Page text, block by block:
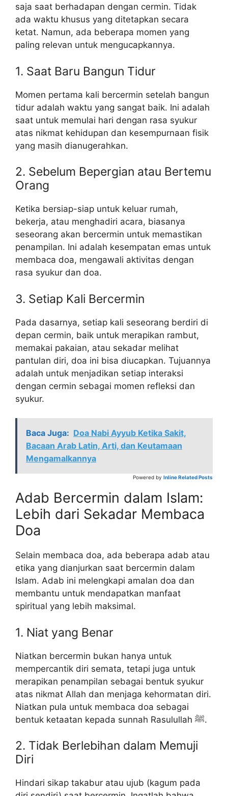
saja saat berhadapan dengan cermin. Tidak
ada waktu khusus yang ditetapkan secara
ketat. Namun, ada beberapa momen yang
paling relevan untuk mengucapkannya.
1. Saat Baru Bangun Tidur
Momen pertama kali bercermin setelah bangun
tidur adalah waktu yang sangat baik. Ini adalah
saat untuk memulai hari dengan rasa syukur
atas nikmat kehidupan dan kesempurnaan fisik
yang masih dianugerahkan.
2. Sebelum Bepergian atau Bertemu
Orang
Ketika bersiap-siap untuk keluar rumah,
bekerja, atau menghadiri acara, biasanya
seseorang akan bercermin untuk memastikan
penampilan. Ini adalah kesempatan emas untuk
membaca doa, mengawali aktivitas dengan
rasa syukur dan doa.
3. Setiap Kali Bercermin
Pada dasarnya, setiap kali seseorang berdiri di
depan cermin, baik untuk merapikan rambut,
memakai pakaian, atau sekadar melihat
pantulan diri, doa ini bisa diucapkan. Tujuannya
adalah untuk menjadikan setiap interaksi
dengan cermin sebagai momen refleksi dan
syukur.
Baca Juga: Doa Nabi Ayyub Ketika Sakit,
Bacaan Arab Latin, Arti, dan Keutamaan
Mengamalkannya
Powered by Inline Related Posts
Adab Bercermin dalam Islam:
Lebih dari Sekadar Membaca
Doa
Selain membaca doa, ada beberapa adab atau
etika yang dianjurkan saat bercermin dalam
Islam. Adab ini melengkapi amalan doa dan
membantu untuk mendapatkan manfaat
spiritual yang lebih maksimal.
1. Niat yang Benar
Niatkan bercermin bukan hanya untuk
mempercantik diri semata, tetapi juga untuk
merapikan penampilan sebagai bentuk syukur
atas nikmat Allah dan menjaga kehormatan diri.
Niatkan pula untuk membaca doa sebagai
bentuk ketaatan kepada sunnah Rasulullah ﷺ.
2. Tidak Berlebihan dalam Memuji
Diri
Hindari sikap takabur atau ujub (kagum pada